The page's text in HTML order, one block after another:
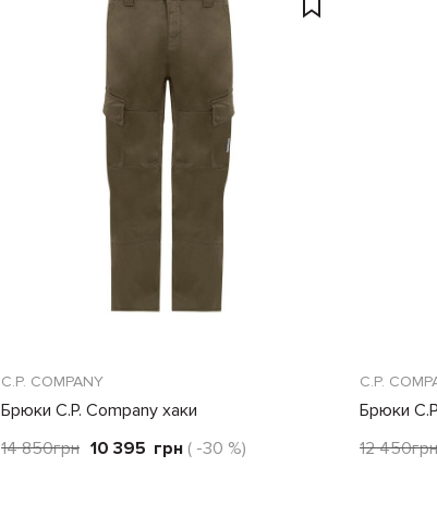
C.P. COMPANY
Брюки C.P. Company хаки
14 850грн 10 395 грн ( -30 %)
C.P.
Брюки
12 450грн